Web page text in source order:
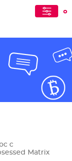
от
с
Matrix